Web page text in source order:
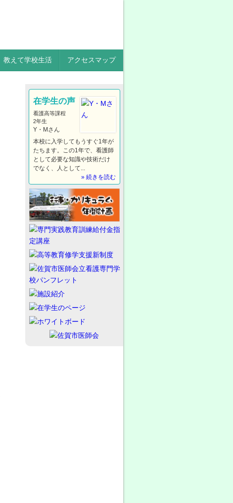
教えて学校生活 アクセスマップ
在学生の声
看護高等課程
2年生
Y・Mさん
本校に入学してもうすぐ1年が
たちます。この1年で、看護師
として必要な知識や技術だけ
でなく、人として...
» 続きを読む